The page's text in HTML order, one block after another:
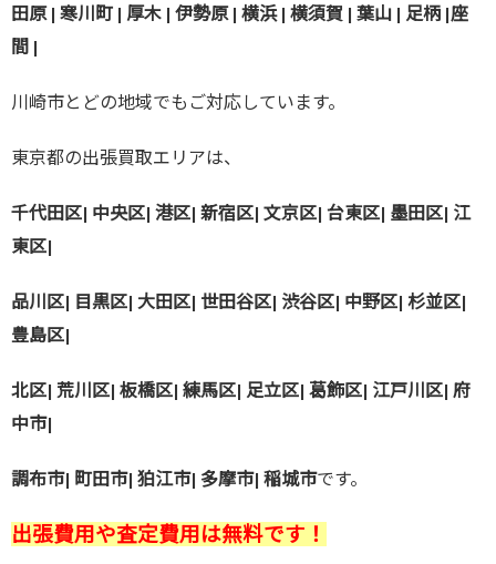
田原 | 寒川町 | 厚木 | 伊勢原 | 横浜 | 横須賀 | 葉山 | 足柄 |座
間 |
川崎市とどの地域でもご対応しています。
東京都の出張買取エリアは、
千代田区| 中央区| 港区| 新宿区| 文京区| 台東区| 墨田区| 江
東区|
品川区| 目黒区| 大田区| 世田谷区| 渋谷区| 中野区| 杉並区|
豊島区|
北区| 荒川区| 板橋区| 練馬区| 足立区| 葛飾区| 江戸川区| 府
中市|
調布市| 町田市| 狛江市| 多摩市| 稲城市です。
出張費用や査定費用は無料です！